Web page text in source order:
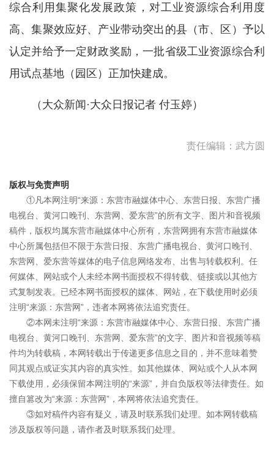
综合利用集聚化发展政策，对工业资源综合利用度
高、集聚效应好、产业带动突出的县（市、区）予以
认定并给予一定财政奖励，一批省级工业资源综合利
用试点基地（园区）正加快建成。
（大众新闻·大众日报记者 付玉婷）
责任编辑：武方圆
版权与免责声明
①凡本网注明“来源：东营市融媒体中心、东营日报、东营广播
电视台、黄河口晚刊、东营网、爱东营”的所有文字、图片和音视频
稿件，版权均属东营市融媒体中心所有，东营网拥有东营市融媒体
中心所属包括但不限于东营日报、东营广播电视台、黄河口晚刊、
东营网、爱东营等媒体的电子信息网络发布、出售与转载权利。任
何媒体、网站或个人未经本网书面授权不得转载、链接或以其他方
式复制发表。已经本网书面授权的媒体、网站，在下载使用时必须
注明“来源：东营网”，违者本网将依法追究责任。
②本网未注明“来源：东营市融媒体中心、东营日报、东营广播
电视台、黄河口晚刊、东营网、爱东营”的文字、图片和音视频等稿
件均为转载稿，本网转载出于传递更多信息之目的，并不意味着赞
同其观点或证实其内容的真实性。如其他媒体、网站或个人从本网
下载使用，必须保留本网注明的“来源”，并自负版权等法律责任。如
擅自篡改为“来源：东营网”，本网将依法追究责任。
③如对稿件内容有疑义，请及时联系我们处理。如本网转载稿
涉及版权等问题，请作者及时联系我们处理。